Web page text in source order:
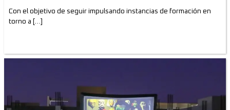
Con el objetivo de seguir impulsando instancias de formación en
torno a […]